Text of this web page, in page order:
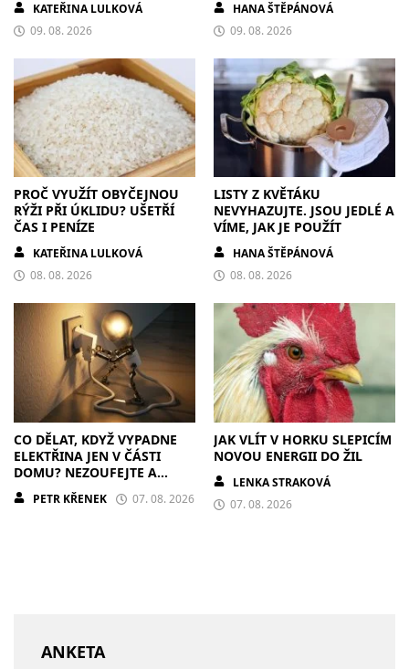
KATEŘINA LULKOVÁ
09. 08. 2026
HANA ŠTĚPÁNOVÁ
09. 08. 2026
PROČ VYUŽÍT OBYČEJNOU
RÝŽI PŘI ÚKLIDU? UŠETŘÍ
ČAS I PENÍZE
KATEŘINA LULKOVÁ
08. 08. 2026
LISTY Z KVĚTÁKU
NEVYHAZUJTE. JSOU JEDLÉ A
VÍME, JAK JE POUŽÍT
HANA ŠTĚPÁNOVÁ
08. 08. 2026
CO DĚLAT, KDYŽ VYPADNE
ELEKTŘINA JEN V ČÁSTI
DOMU? NEZOUFEJTE A
POSTUPUJTE S CHLADNOU
HLAVOU
PETR KŘENEK 07. 08. 2026
JAK VLÍT V HORKU SLEPICÍM
NOVOU ENERGII DO ŽIL
LENKA STRAKOVÁ
07. 08. 2026
ANKETA